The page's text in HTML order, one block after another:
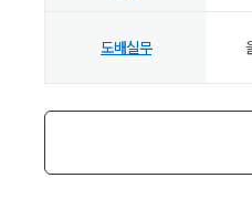
도배실무